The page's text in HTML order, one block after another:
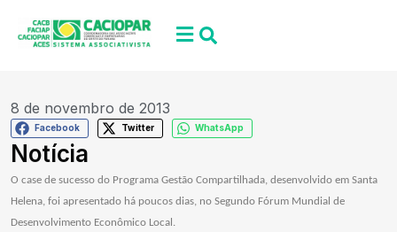
8 de novembro de 2013
Facebook Twitter WhatsApp
Notícia
O case de sucesso do Programa Gestão Compartilhada, desenvolvido em Santa
Helena, foi apresentado há poucos dias, no Segundo Fórum Mundial de
Desenvolvimento Econômico Local.